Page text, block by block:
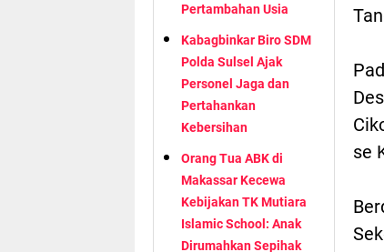
Pertambahan Usia
Kabagbinkar Biro SDM
Polda Sulsel Ajak
Personel Jaga dan
Pertahankan
Kebersihan
Orang Tua ABK di
Makassar Kecewa
Kebijakan TK Mutiara
Islamic School: Anak
Dirumahkan Sepihak
se